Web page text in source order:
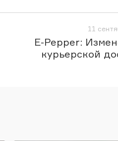
11
E-Pepper:
курьерской